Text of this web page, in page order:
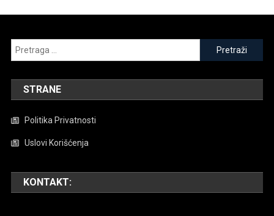
Pretraga
za:
STRANE
Politika Privatnosti
Uslovi Korišćenja
KONTAKT: